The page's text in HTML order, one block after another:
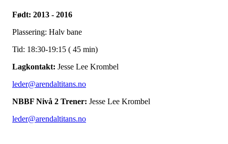
Født: 2013 - 2016
Plassering: Halv bane
Tid: 18:30-19:15 ( 45 min)
Lagkontakt: Jesse Lee Krombel
leder@arendaltitans.no
NBBF Nivå 2 Trener: Jesse Lee Krombel
leder@arendaltitans.no